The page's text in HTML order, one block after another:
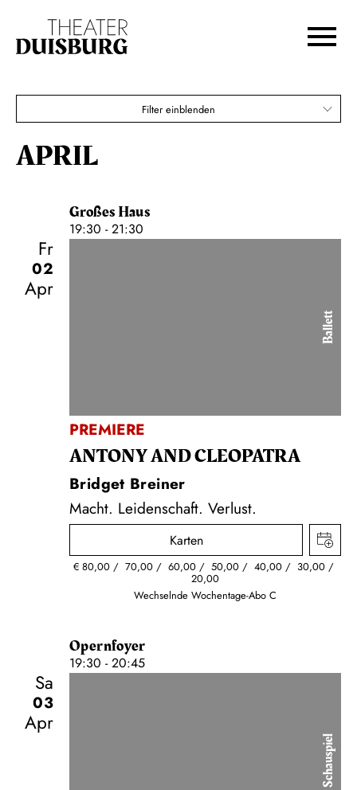
Zur Hauptnavigation springen
Zum Footer springen
Neufassung von Thomas Freyer
APRIL
Großes Haus
19:30 - 21:30
Fr
02
Apr
Ballett
PREMIERE
ANTONY AND CLEOPATRA
Bridget Breiner
Macht. Leidenschaft. Verlust.
Karten
€ 80,00 70,00 60,00 50,00 40,00 30,00
20,00
Wechselnde Wochentage-Abo C
Opernfoyer
19:30 - 20:45
Sa
03
Apr
Schauspiel